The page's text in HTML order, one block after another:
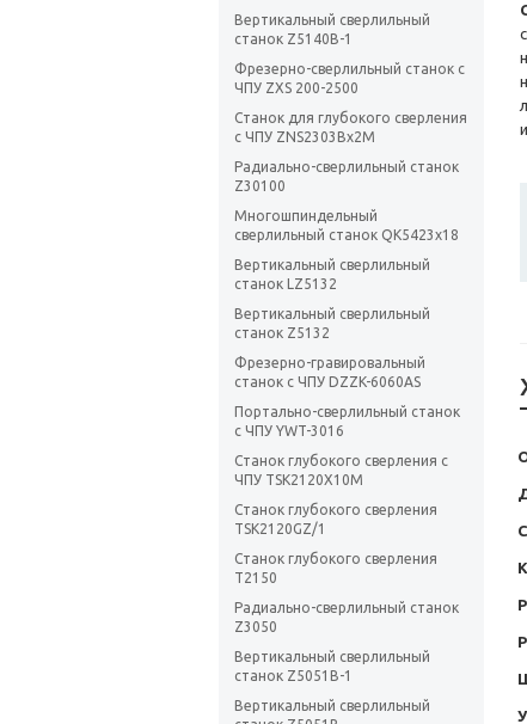
Вертикальный сверлильный
станок Z5140B-1
Фрезерно-сверлильный станок с
ЧПУ ZXS 200-2500
Станок для глубокого сверления
с ЧПУ ZNS2303Bx2M
Радиально-сверлильный станок
Z30100
Многошпиндельный
сверлильный станок QK5423х18
Вертикальный сверлильный
станок LZ5132
Вертикальный сверлильный
станок Z5132
Фрезерно-гравировальный
станок с ЧПУ DZZK-6060AS
Портально-сверлильный станок
с ЧПУ YWT-3016
Станок глубокого сверления с
ЧПУ TSK2120X10M
Станок глубокого сверления
TSK2120GZ/1
Станок глубокого сверления
T2150
Радиально-сверлильный станок
Z3050
Вертикальный сверлильный
станок Z5051B-1
Вертикальный сверлильный